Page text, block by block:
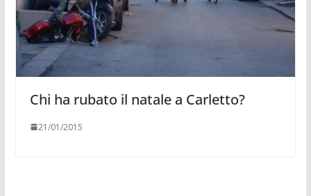
Chi ha rubato il natale a Carletto?
21/01/2015